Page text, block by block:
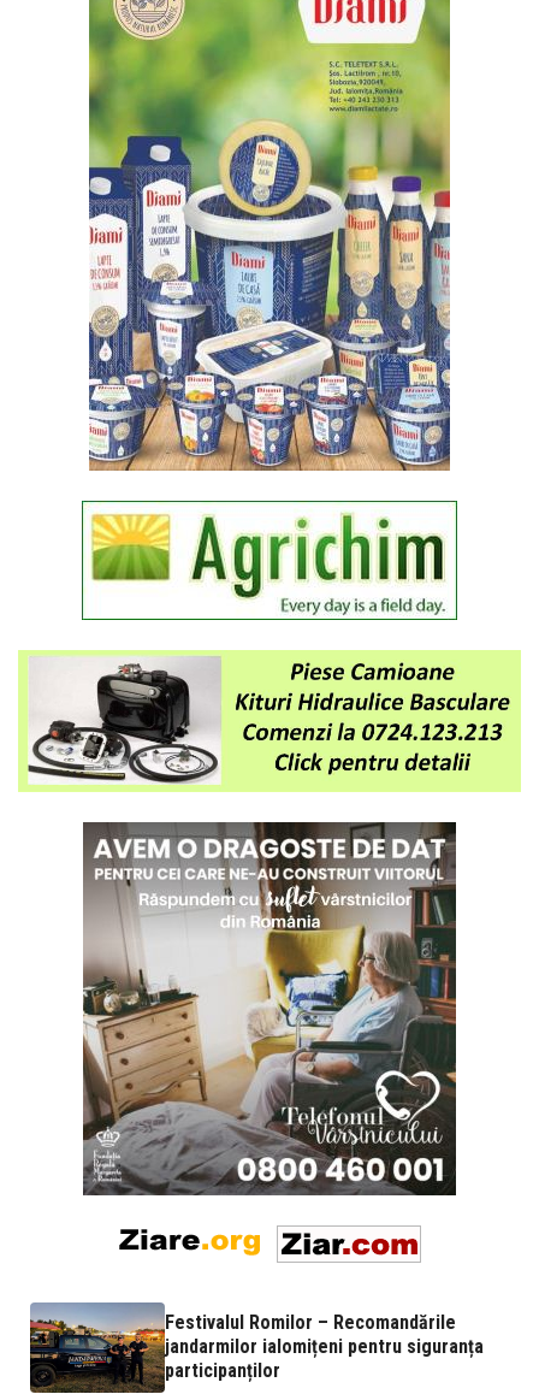
Festivalul Romilor – Recomandările
jandarmilor ialomițeni pentru siguranța
participanților